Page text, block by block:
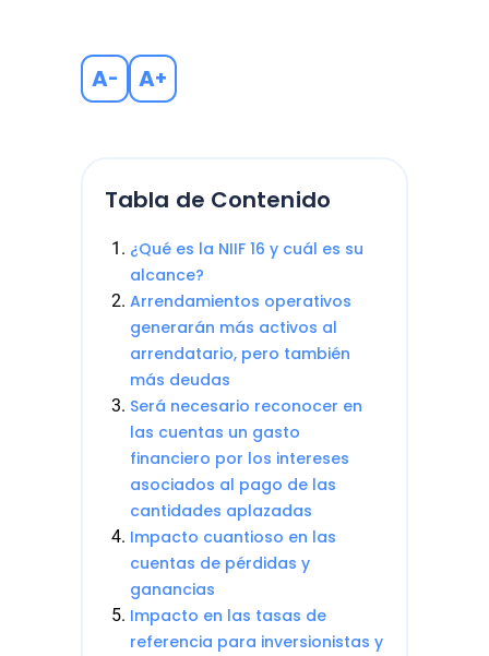
A- A+
Tabla de Contenido
¿Qué es la NIIF 16 y cuál es su
alcance?
Arrendamientos operativos
generarán más activos al
arrendatario, pero también
más deudas
Será necesario reconocer en
las cuentas un gasto
financiero por los intereses
asociados al pago de las
cantidades aplazadas
Impacto cuantioso en las
cuentas de pérdidas y
ganancias
Impacto en las tasas de
referencia para inversionistas y